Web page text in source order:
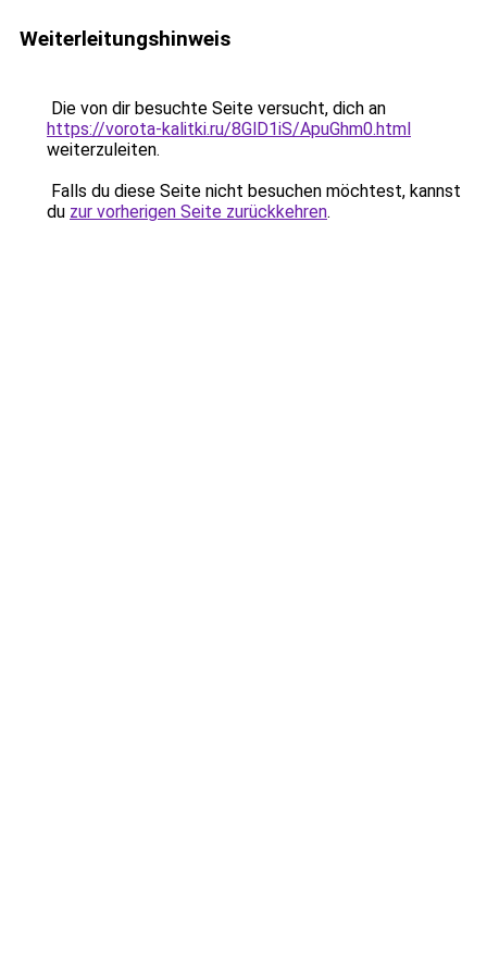
Weiterleitungshinweis
Die von dir besuchte Seite versucht, dich an
https://vorota-kalitki.ru/8GlD1iS/ApuGhm0.html
weiterzuleiten.
Falls du diese Seite nicht besuchen möchtest, kannst
du zur vorherigen Seite zurückkehren.